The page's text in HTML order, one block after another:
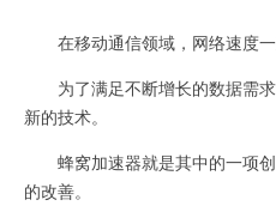
在移动通信领域，网络速度一
为了满足不断增长的数据需求
新的技术。
蜂窝加速器就是其中的一项创
的改善。